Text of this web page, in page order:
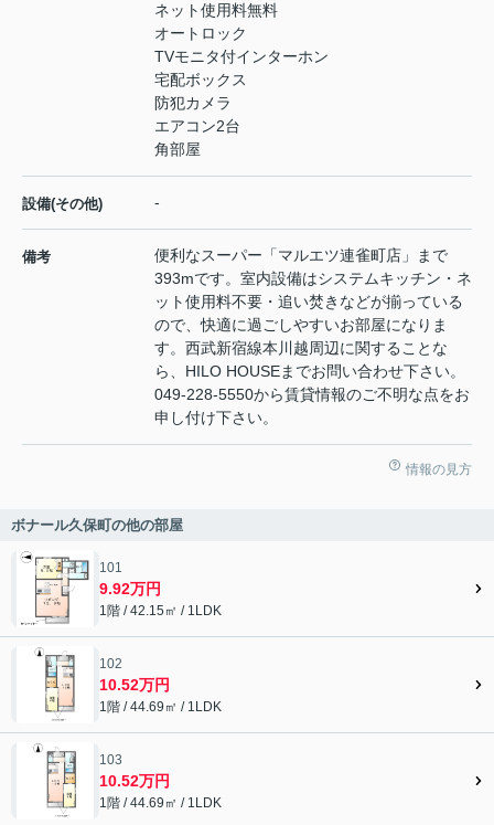
ネット使用料無料
オートロック
TVモニタ付インターホン
宅配ボックス
防犯カメラ
エアコン2台
角部屋
設備(その他) -
備考
便利なスーパー「マルエツ連雀町店」まで
393mです。室内設備はシステムキッチン・ネ
ット使用料不要・追い焚きなどが揃っている
ので、快適に過ごしやすいお部屋になりま
す。西武新宿線本川越周辺に関することな
ら、HILO HOUSEまでお問い合わせ下さい。
049-228-5550から賃貸情報のご不明な点をお
申し付け下さい。
情報の見方
ボナール久保町の他の部屋
101
9.92万円
1階 / 42.15㎡ / 1LDK
102
10.52万円
1階 / 44.69㎡ / 1LDK
103
10.52万円
1階 / 44.69㎡ / 1LDK